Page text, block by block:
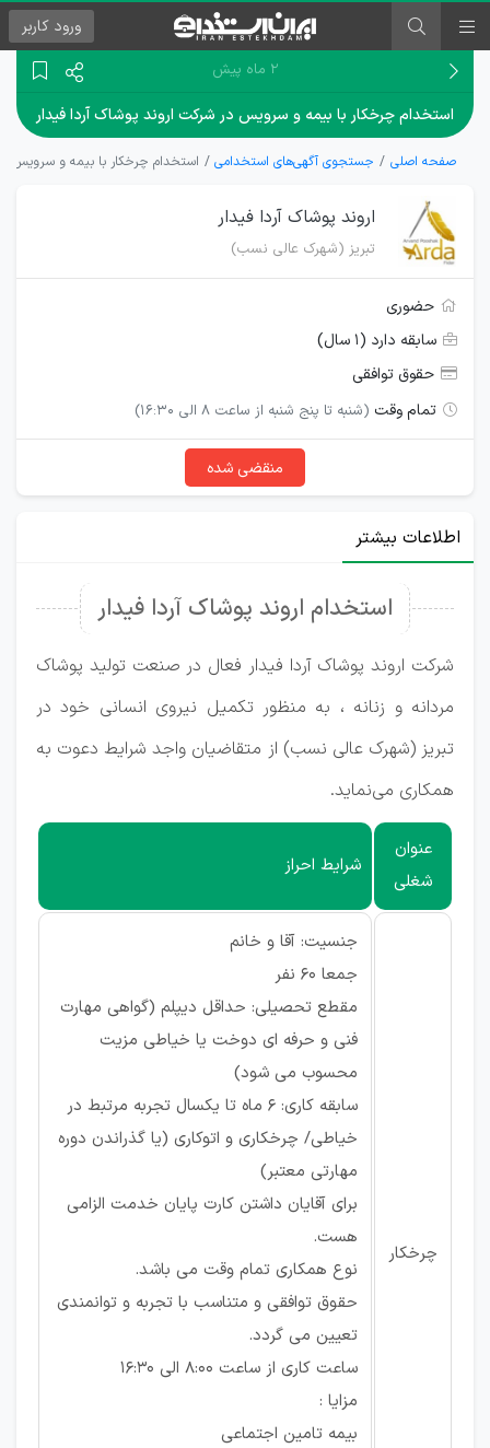
ورود کاربر
۲ ماه پیش
استخدام چرخکار با بیمه و سرویس در شرکت اروند پوشاک آردا فیدار
صفحه اصلی جستجوی آگهی‌های استخدامی استخدام چرخکار با بیمه و سرویس
اروند پوشاک آردا فیدار
تبریز (شهرک عالی نسب)
حضوری
سابقه دارد (۱ سال)
حقوق توافقی
تمام وقت (شنبه تا پنج شنبه از ساعت 8 الی 16:30)
منقضی شده
اطلاعات بیشتر
استخدام اروند پوشاک آردا فیدار
شرکت اروند پوشاک آردا فیدار فعال در صنعت تولید پوشاک
مردانه و زنانه ، به منظور تکمیل نیروی انسانی خود در
تبریز (شهرک عالی نسب) از متقاضیان واجد شرایط دعوت به
همکاری می‌نماید.
عنوان
شغلی
شرایط احراز
چرخکار
جنسیت: آقا و خانم
جمعا 60 نفر
مقطع تحصیلی: حداقل دیپلم (گواهی مهارت
فنی و حرفه ای دوخت یا خیاطی مزیت
محسوب می شود)
سابقه کاری: 6 ماه تا یکسال تجربه مرتبط در
خیاطی/ چرخکاری و اتوکاری (یا گذراندن دوره
مهارتی معتبر)
برای آقایان داشتن کارت پایان خدمت الزامی
هست.
نوع همکاری تمام وقت می باشد.
حقوق توافقی و متناسب با تجربه و توانمندی
تعیین می گردد.
ساعت کاری از ساعت 8:00 الی 16:30
مزایا :
بیمه تامین اجتماعی